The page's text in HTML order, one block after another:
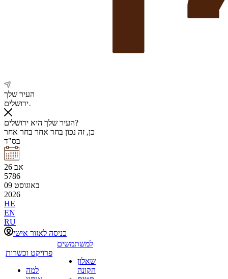
העיר שלך
ירושלים
העיר שלך היא ירושלים?
כן, זה נכון בחר אחר בחר אחר
בס"ד
26 אב
5786
09 באוגוסט
2026
HE
EN
RU
כניסה לאזור אישי
פרויקט וכשרות
למה
למשתמשים
שאלון
הקונה